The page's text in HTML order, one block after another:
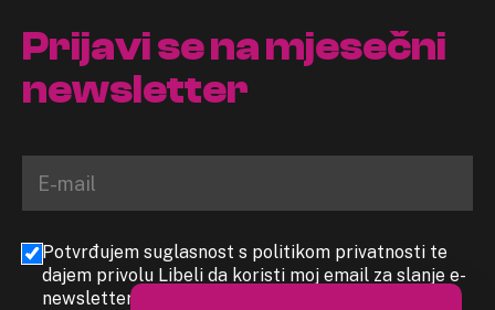
Prijavi se na mjesečni
newsletter
Potvrđujem suglasnost s politikom privatnosti te
dajem privolu Libeli da koristi moj email za slanje e-
newslettera